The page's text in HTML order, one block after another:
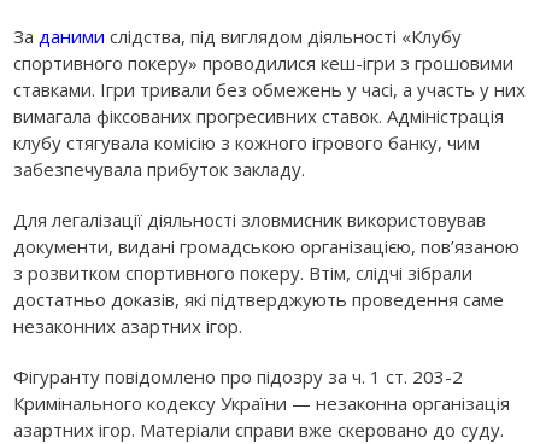
Заданимислідства, під виглядом діяльності «Клубу
спортивного покеру» проводилися кеш-ігри з грошовими
ставками. Ігри тривали без обмежень у часі, а участь у них
вимагала фіксованих прогресивних ставок. Адміністрація
клубу стягувала комісію з кожного ігрового банку, чим
забезпечувала прибуток закладу.
Для легалізації діяльності зловмисник використовував
документи, видані громадською організацією, пов’язаною
з розвитком спортивного покеру. Втім, слідчі зібрали
достатньо доказів, які підтверджують проведення саме
незаконних азартних ігор.
Фігуранту повідомлено про підозру за ч. 1 ст. 203-2
Кримінального кодексу України — незаконна організація
азартних ігор. Матеріали справи вже скеровано до суду.